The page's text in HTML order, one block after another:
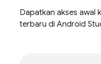
Dapatkan akses awal
terbaru di Android